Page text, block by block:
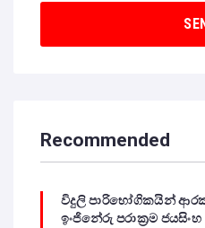
Recommended
විදුලි පාරිභෝගිකයින්
ඉංජිනේරු පරාක්‍රම ජයසිංහ